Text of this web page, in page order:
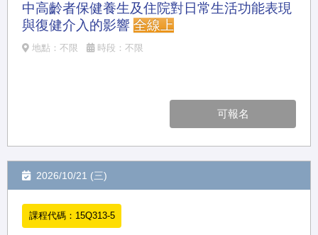
中高齡者保健養生及住院對日常生活功能表現
與復健介入的影響 全線上
地點：不限 時段：不限
可報名
2026/10/21 (三)
課程代碼：15Q313-5